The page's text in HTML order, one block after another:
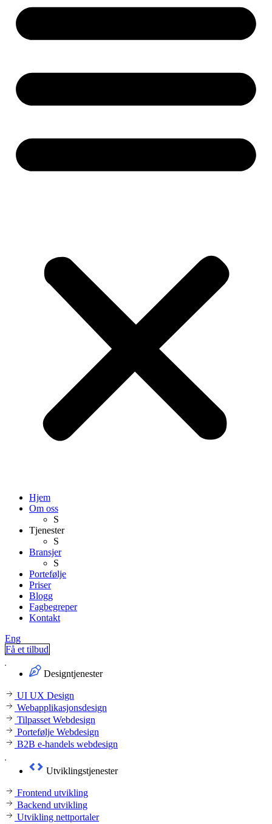
Hjem
Om oss
S
Tjenester
S
Bransjer
S
Portefølje
Priser
Blogg
Fagbegreper
Kontakt
Eng
Få et tilbud
Designtjenester
UI UX Design
Webapplikasjonsdesign
Tilpasset Webdesign
Portefølje Webdesign
B2B e-handels webdesign
Utviklingstjenester
Frontend utvikling
Backend utvikling
Utvikling nettportaler